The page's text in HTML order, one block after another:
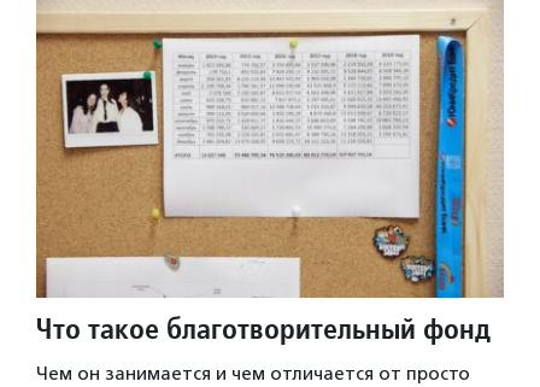
Что такое благотворительный фонд
Чем он занимается и чем отличается от просто